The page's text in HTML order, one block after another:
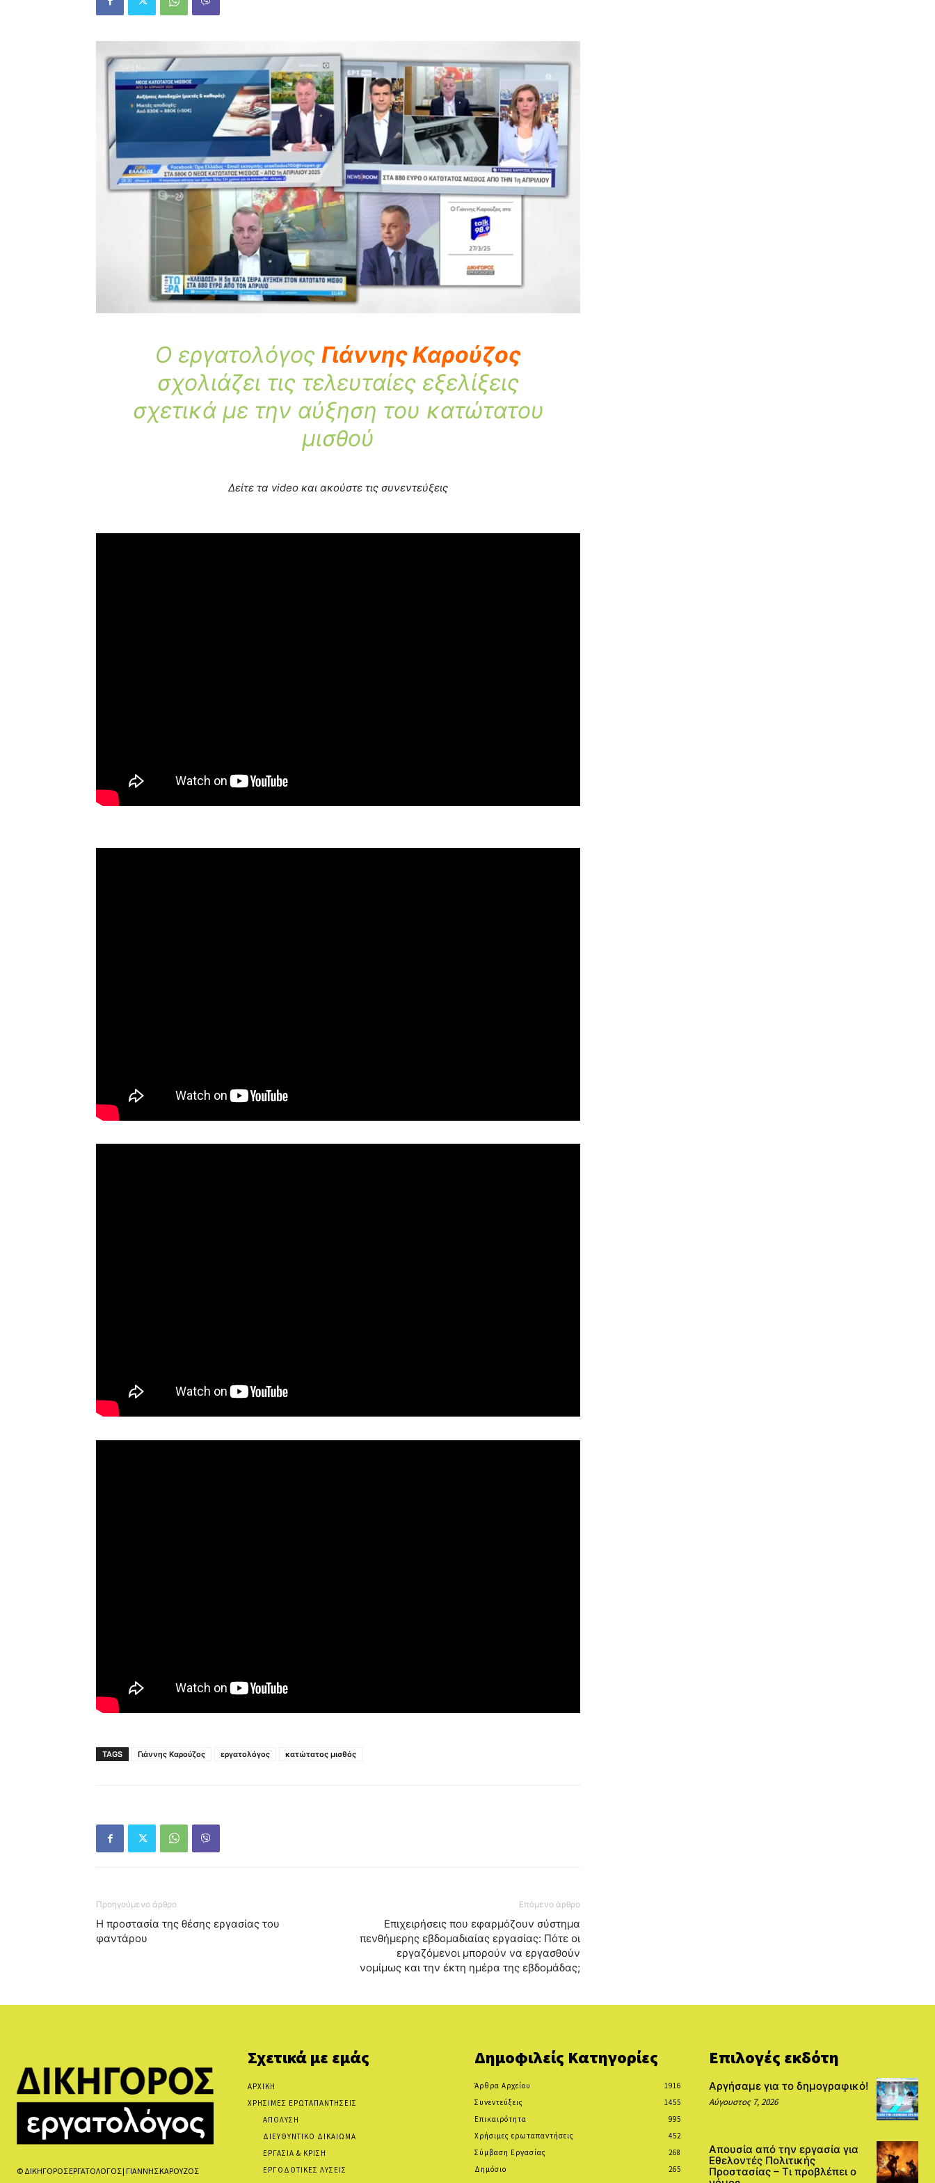
Ο εργατολόγος Γιάννης Καρούζος
σχολιάζει τις τελευταίες εξελίξεις
σχετικά με την αύξηση του κατώτατου
μισθού
Δείτε τα video και ακούστε τις συνεντεύξεις
TAGS Γιάννης Καρούζος εργατολόγος κατώτατος μισθός
Προηγούμενο άρθρο
Η προστασία της θέσης εργασίας του
φαντάρου
Επόμενο άρθρο
Επιχειρήσεις που εφαρμόζουν σύστημα
πενθήμερης εβδομαδιαίας εργασίας: Πότε οι
εργαζόμενοι μπορούν να εργασθούν
νομίμως και την έκτη ημέρα της εβδομάδας;
© ΔΙΚΗΓΟΡΟΣ ΕΡΓΑΤΟΛΟΓΟΣ | ΓΙΑΝΝΗΣ ΚΑΡΟΥΖΟΣ
Σχετικά με εμάς
ΑΡΧΙΚΗ
ΧΡΗΣΙΜΕΣ ΕΡΩΤΑΠΑΝΤΗΣΕΙΣ
ΑΠΟΛΥΣΗ
ΔΙΕΥΘΥΝΤΙΚΟ ΔΙΚΑΙΩΜΑ
ΕΡΓΑΣΙΑ & ΚΡΙΣΗ
ΕΡΓΟΔΟΤΙΚΕΣ ΛΥΣΕΙΣ
Δημοφιλείς Κατηγορίες
Άρθρα Αρχείου
1916
Συνεντεύξεις
1455
Επικαιρότητα
995
Χρήσιμες ερωταπαντήσεις
452
Σύμβαση Εργασίας
268
Δημόσιο
265
Επιλογές εκδότη
Αργήσαμε για το δημογραφικό!
Αύγουστος 7, 2026
Απουσία από την εργασία για
Εθελοντές Πολιτικής
Προστασίας – Τι προβλέπει ο